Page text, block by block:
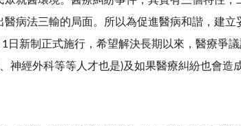
病法三輸的局面。所以為促進醫病和諧，建
1日新制正式施行，希望解決長期以來，醫療爭
神經外科等等人才也是)及如果醫療糾紛也會造